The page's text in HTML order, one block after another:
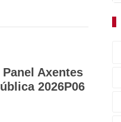
Axentes
2026P06